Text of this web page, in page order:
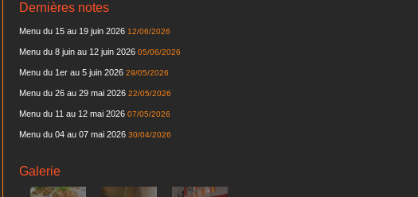
Dernières notes
Menu du 15 au 19 juin 2026 12/06/2026
Menu du 8 juin au 12 juin 2026 05/06/2026
Menu du 1er au 5 juin 2026 29/05/2026
Menu du 26 au 29 mai 2026 22/05/2026
Menu du 11 au 12 mai 2026 07/05/2026
Menu du 04 au 07 mai 2026 30/04/2026
Galerie